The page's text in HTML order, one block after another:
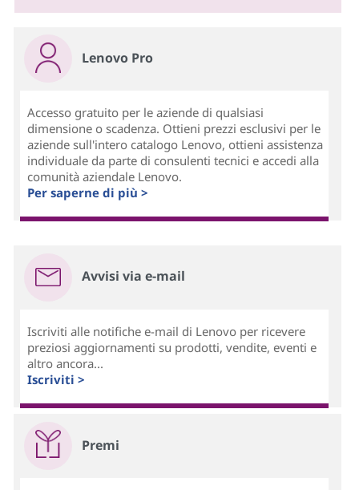
Lenovo Pro
Accesso gratuito per le aziende di qualsiasi
dimensione o scadenza. Ottieni prezzi esclusivi per le
aziende sull'intero catalogo Lenovo, ottieni assistenza
individuale da parte di consulenti tecnici e accedi alla
comunità aziendale Lenovo.
Per saperne di più >
Avvisi via e-mail
Iscriviti alle notifiche e-mail di Lenovo per ricevere
preziosi aggiornamenti su prodotti, vendite, eventi e
altro ancora...
Iscriviti >
Premi